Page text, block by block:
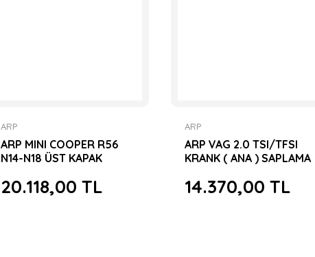
ARP
ARP MINI COOPER R56
N14-N18 ÜST KAPAK
20.118,00 TL
ARP
ARP VAG 2.0 TSI/TFSI
KRANK ( ANA ) SAPLAMA
14.370,00 TL